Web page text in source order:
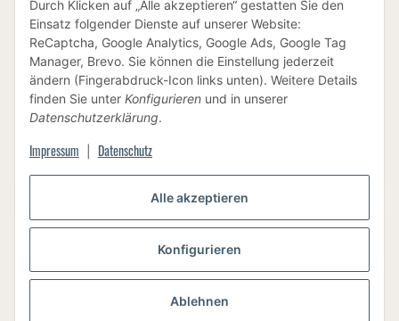
Alle akzeptieren
Konfigurieren
Ablehnen
Durch Klicken auf „Alle akzeptieren“ gestatten Sie den
Einsatz folgender Dienste auf unserer Website:
ReCaptcha, Google Analytics, Google Ads, Google Tag
Manager, Brevo. Sie können die Einstellung jederzeit
ändern (Fingerabdruck-Icon links unten). Weitere Details
finden Sie unter Konfigurieren und in unserer
Datenschutzerklärung.
Impressum Datenschutz
BEWUSSTE VERPACKUNG
Vertrag widerrufen
* Alle Preise inkl. gesetzlicher USt., zzgl.Versand